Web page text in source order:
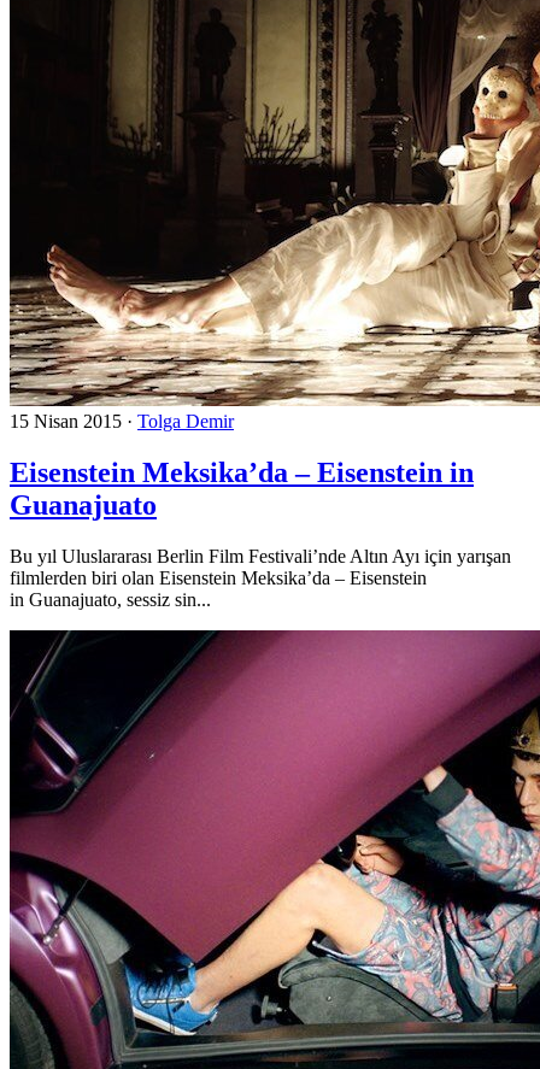
15 Nisan 2015 · Tolga Demir
Eisenstein Meksika’da – Eisenstein in
Guanajuato
Bu yıl Uluslararası Berlin Film Festivali’nde Altın Ayı için yarışan
filmlerden biri olan Eisenstein Meksika’da – Eisenstein
in Guanajuato, sessiz sin...